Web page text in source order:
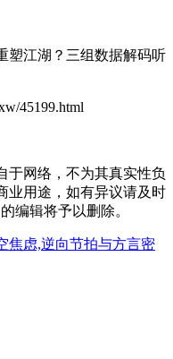
塑江湖？三组数据解码听
45199.html
于网络，不为其真实性负
业用途，如有异议请及时
编辑将予以删除。
焦虑,逆向节拍与方言密